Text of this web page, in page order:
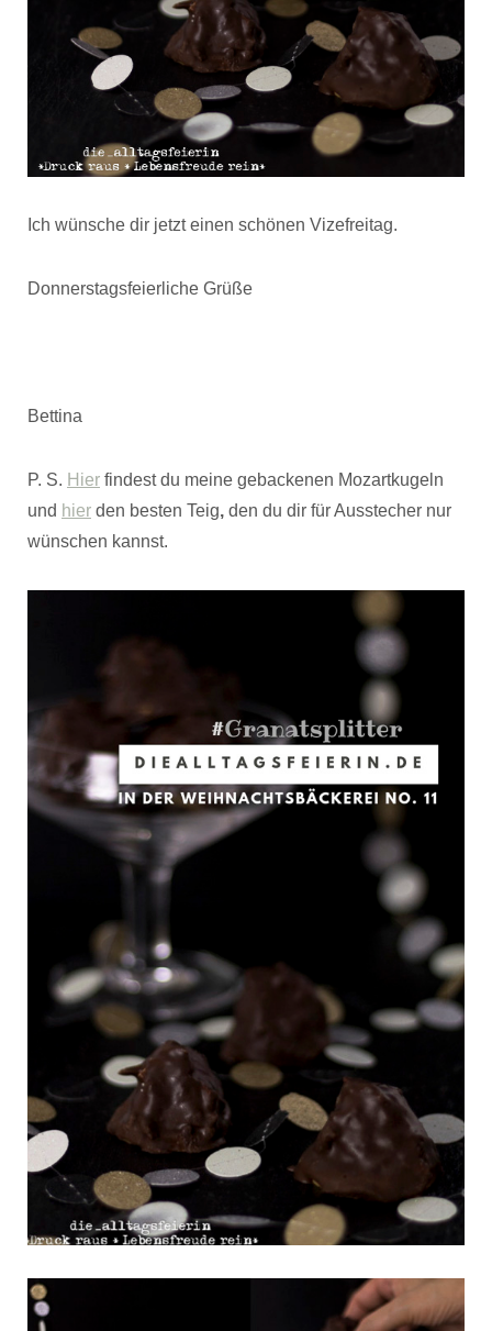
Ich wünsche dir jetzt einen schönen Vizefreitag.
Donnerstagsfeierliche Grüße
Bettina
P. S. Hier findest du meine gebackenen Mozartkugeln
und hier den besten Teig, den du dir für Ausstecher nur
wünschen kannst.